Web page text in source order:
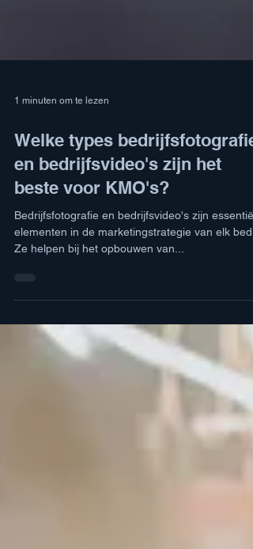
1 minuten om te lezen
Welke types bedrijfsfotografie
en bedrijfsvideo's zijn het
beste voor KMO's?
Bedrijfsfotografie en bedrijfsvideo's zijn